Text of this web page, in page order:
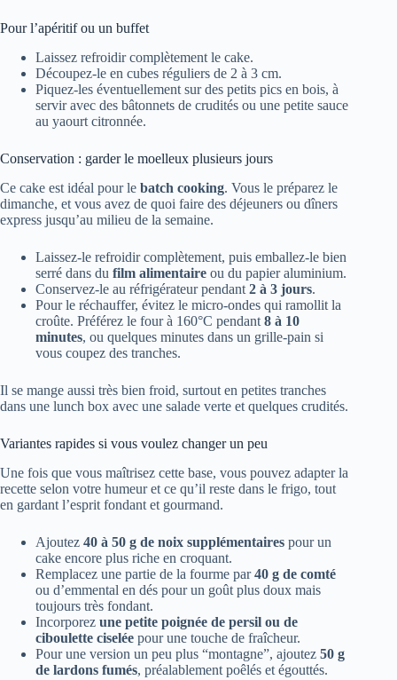
Pour l’apéritif ou un buffet
Laissez refroidir complètement le cake.
Découpez-le en cubes réguliers de 2 à 3 cm.
Piquez-les éventuellement sur des petits pics en bois, à
servir avec des bâtonnets de crudités ou une petite sauce
au yaourt citronnée.
Conservation : garder le moelleux plusieurs jours
Ce cake est idéal pour le batch cooking. Vous le préparez le
dimanche, et vous avez de quoi faire des déjeuners ou dîners
express jusqu’au milieu de la semaine.
Laissez-le refroidir complètement, puis emballez-le bien
serré dans du film alimentaire ou du papier aluminium.
Conservez-le au réfrigérateur pendant 2 à 3 jours.
Pour le réchauffer, évitez le micro-ondes qui ramollit la
croûte. Préférez le four à 160°C pendant 8 à 10
minutes, ou quelques minutes dans un grille-pain si
vous coupez des tranches.
Il se mange aussi très bien froid, surtout en petites tranches
dans une lunch box avec une salade verte et quelques crudités.
Variantes rapides si vous voulez changer un peu
Une fois que vous maîtrisez cette base, vous pouvez adapter la
recette selon votre humeur et ce qu’il reste dans le frigo, tout
en gardant l’esprit fondant et gourmand.
Ajoutez 40 à 50 g de noix supplémentaires pour un
cake encore plus riche en croquant.
Remplacez une partie de la fourme par40 g de comté
ou d’emmental en dés pour un goût plus doux mais
toujours très fondant.
Incorporez une petite poignée de persil ou de
ciboulette ciselée pour une touche de fraîcheur.
Pour une version un peu plus “montagne”, ajoutez 50 g
de lardons fumés, préalablement poêlés et égouttés.